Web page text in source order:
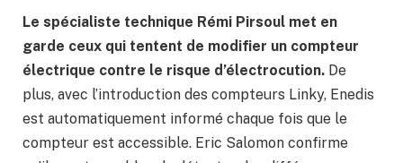
Le spécialiste technique Rémi Pirsoul met en
garde ceux qui tentent de modifier un compteur
électrique contre le risque d’électrocution. De
plus, avec l’introduction des compteurs Linky, Enedis
est automatiquement informé chaque fois que le
compteur est accessible. Eric Salomon confirme